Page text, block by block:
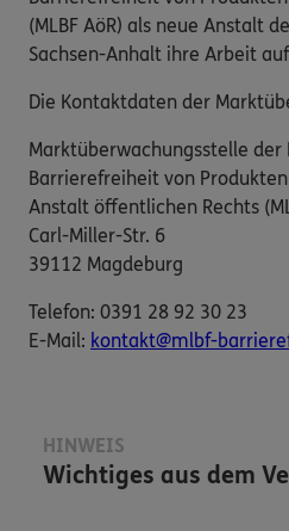
(MLBF AöR) als neue Anstalt
Sachsen-Anhalt ihre Arbeit
Die Kontaktdaten der
Marktüberwachungsstelle der
Barrierefreiheit von
Anstalt öffentlichen Rechts
Carl-Miller-Str. 6
39112 Magdeburg
Telefon: 0391 28 92 30 23
E-​Mail: kontakt@mlbf-
HINWEIS
Wichtiges aus dem